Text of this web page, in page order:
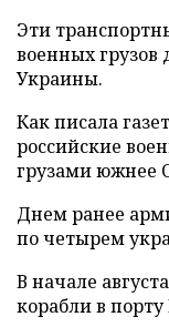
Эти
военных
Украины.
Как писала
российские
грузами южнее
Днем ранее
по четырем
В начале
корабли в